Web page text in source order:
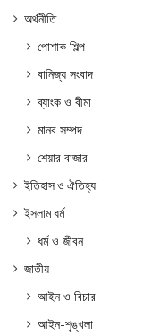
অর্থনীতি
পোশাক শিল্প
বানিজ্য সংবাদ
ব্যাংক ও বীমা
মানব সম্পদ
শেয়ার বাজার
ইতিহাস ও ঐতিহ্য
ইসলাম ধর্ম
ধর্ম ও জীবন
জাতীয়
আইন ও বিচার
আইন-শৃঙ্খলা